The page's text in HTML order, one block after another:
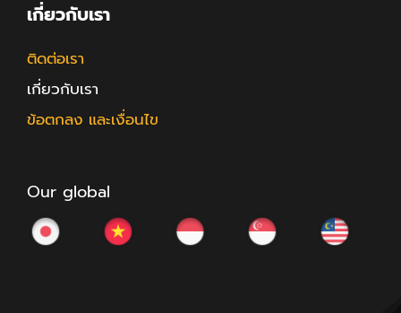
เกี่ยวกับเรา
ติดต่อเรา
เกี่ยวกับเรา
ข้อตกลง และเงื่อนไข
Our global